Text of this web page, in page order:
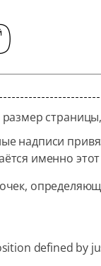
надписи
именно этот
defined by